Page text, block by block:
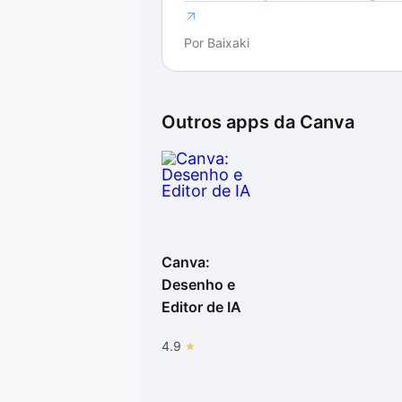
Por Baixaki
Outros apps da Canva
Canva:
Desenho e
Editor de IA
4.9